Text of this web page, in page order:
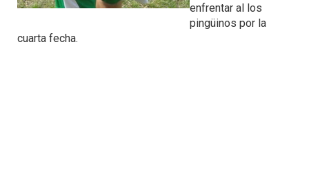
enfrentar al los
pingüinos por la
cuarta fecha.